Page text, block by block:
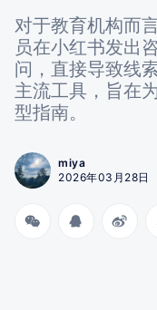
对于教育机构而
员在小红书发出
问，直接导致线
主流工具，旨在
型指南。
miya
2026年03月28日